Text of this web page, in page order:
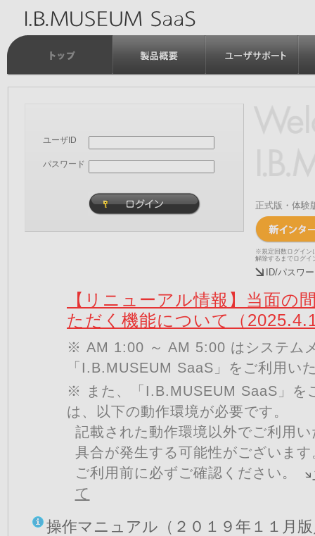
ユーザID
パスワード
正式版・体験
※規定回数ログイン
解除するまでログイ
ID/パスワ
【リニューアル情報】当面の
ただく機能について（
※ AM 1:00 ～ AM 5:00 はシステム
「I.B.MUSEUM SaaS」をご利用い
※ また、「I.B.MUSEUM SaaS」を
は、以下の動作環境が必要です。
記載された動作環境以外でご利用
具合が発生する可能性がございます
ご利用前に必ずご確認ください。
て
操作マニュアル（２０１９年１１月